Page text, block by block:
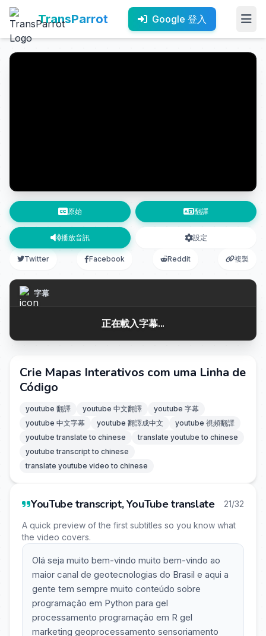
TransParrot Google 登入
原始 翻譯
播放音訊 設定
Twitter Facebook Reddit 複製
字幕
正在載入字幕...
Crie Mapas Interativos com uma Linha de
Código
youtube 翻譯 youtube 中文翻譯
youtube 字幕
youtube 中文字幕
youtube 翻譯成中文
youtube 視頻翻譯
youtube translate to chinese
translate youtube to chinese
youtube transcript to chinese
translate youtube video to chinese
YouTube transcript, YouTube translate 21/32
A quick preview of the first subtitles so you know what
the video covers.
Olá seja muito bem-vindo muito bem-vindo ao
maior canal de geotecnologias do Brasil e aqui a
gente tem sempre muito conteúdo sobre
programação em Python para gel
processamento programação em R gel
marketing geoprocessamento sensoriamento